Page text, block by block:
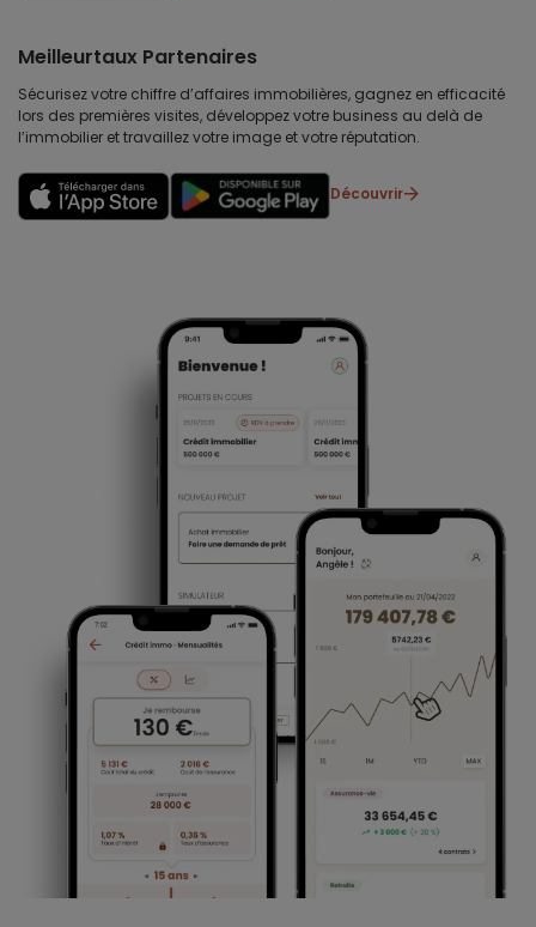
Meilleurtaux Partenaires
Sécurisez votre chiffre d’affaires immobilières, gagnez en efficacité
lors des premières visites, développez votre business au delà de
l’immobilier et travaillez votre image et votre réputation.
Découvrir